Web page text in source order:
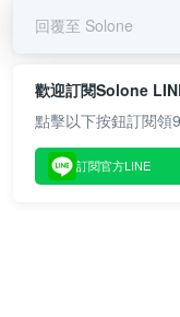
回覆至 Solone
歡迎訂閱Solone
點擊以下按鈕訂閱領
訂閱官方LINE